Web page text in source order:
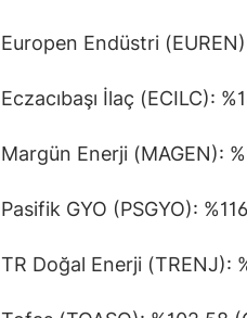
Europen Endüstri
Eczacıbaşı İlaç (ECILC):
Margün Enerji (MAGEN):
Pasifik GYO (PSGYO):
TR Doğal Enerji (TRENJ):